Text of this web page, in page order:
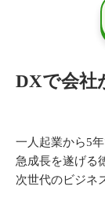
DXで会社
一人起業から5年
急成長を遂げる
次世代のビジネ